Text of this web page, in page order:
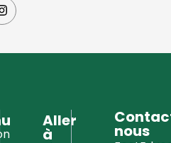
Aller
à nous